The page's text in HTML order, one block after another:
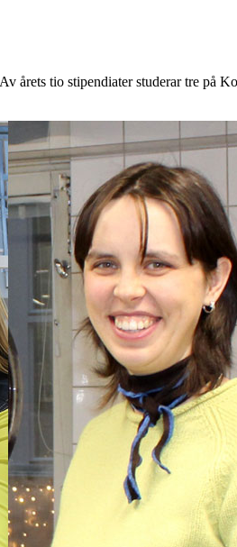
årets tio stipendiater studerar tre på